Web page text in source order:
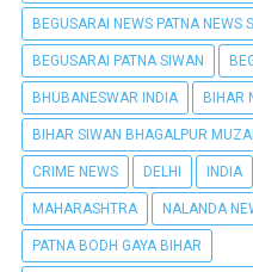
BEGUSARAI NEWS PATNA NEWS
BEGUSARAI PATNA SIWAN
BHUBANESWAR INDIA BIHAR
BIHAR SIWAN BHAGALPUR
CRIME NEWS DELHI INDIA
MAHARASHTRA NALANDA
PATNA BODH GAYA BIHAR